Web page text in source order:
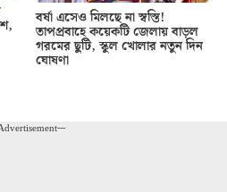
বর্ষা এসেও মিলছে না স্বস্তি!
তাপপ্রবাহে কয়েকটি জেলায় বাড়ল
গরমের ছুটি, স্কুল খোলার নতুন দিন
ঘোষণা